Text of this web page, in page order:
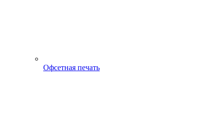
Офсетная печать